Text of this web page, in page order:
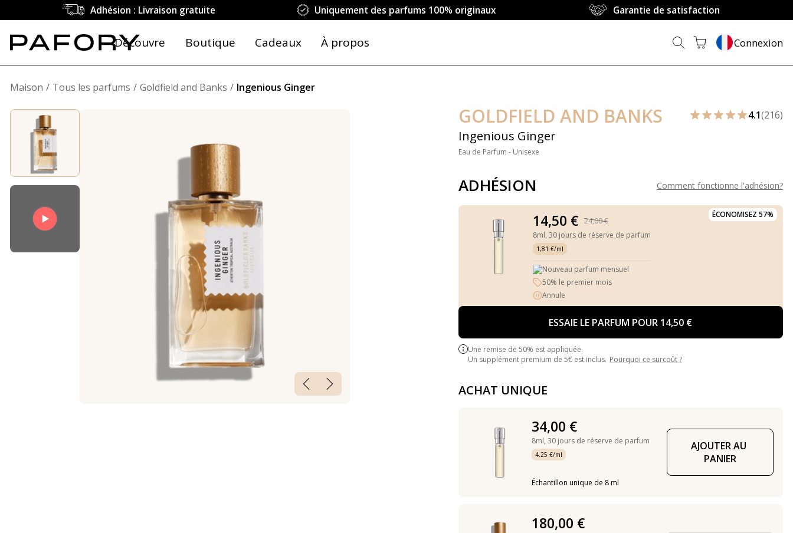
Adhésion : Livraison gratuite Uniquement des parfums 100% originaux Garantie de satisfaction
Découvre Boutique Cadeaux À propos Connexion
Maison Tous les parfums Goldfield and Banks Ingenious Ginger
GOLDFIELD AND BANKS
Ingenious Ginger
Eau de Parfum - Unisexe
4.1(216)
ADHÉSION Comment fonctionne l'adhésion?
ÉCONOMISEZ 57%
14,50 €
24,00 €
8ml, 30 jours de réserve de parfum
1,81 €/ml
Nouveau parfum mensuel
50% le premier mois
Annule
ESSAIE LE PARFUM POUR 14,50 €
Une remise de 50% est appliquée.
Un supplément premium de 5€ est inclus. Pourquoi ce surcoût ?
ACHAT UNIQUE
34,00 €
8ml, 30 jours de réserve de parfum
4,25 €/ml
Échantillon unique de 8 ml
AJOUTER AU
PANIER
180,00 €